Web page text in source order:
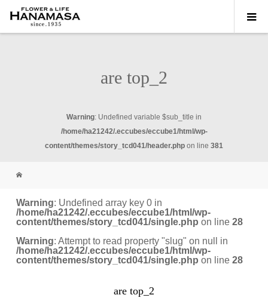
are top_2
Warning: Undefined variable $sub_title in
/home/ha21242/.eccubes/eccube1/html/wp-
content/themes/story_tcd041/header.php on line 381
Warning: Undefined array key 0 in
/home/ha21242/.eccubes/eccube1/html/wp-
content/themes/story_tcd041/single.php on line28
Warning: Attempt to read property "slug" on null in
/home/ha21242/.eccubes/eccube1/html/wp-
content/themes/story_tcd041/single.php on line28
are top_2